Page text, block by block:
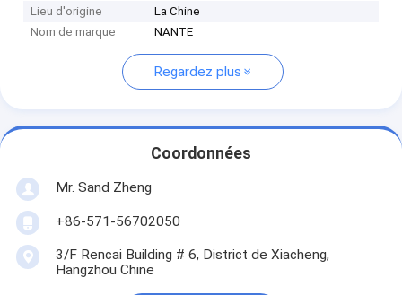
Lieu d'origine
La Chine
Nom de marque
NANTE
Regardez plus
Coordonnées
Mr. Sand Zheng
+86-571-56702050
3/F Rencai Building # 6, District de Xiacheng,
Hangzhou Chine